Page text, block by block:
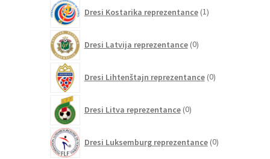
Dresi Kostarika reprezentance 1izdelek
Dresi Latvija reprezentance 0izdelkov
Dresi Lihtenštajn reprezentance 0izdelkov
Dresi Litva reprezentance 0izdelkov
Dresi Luksemburg reprezentance 0izdelkov